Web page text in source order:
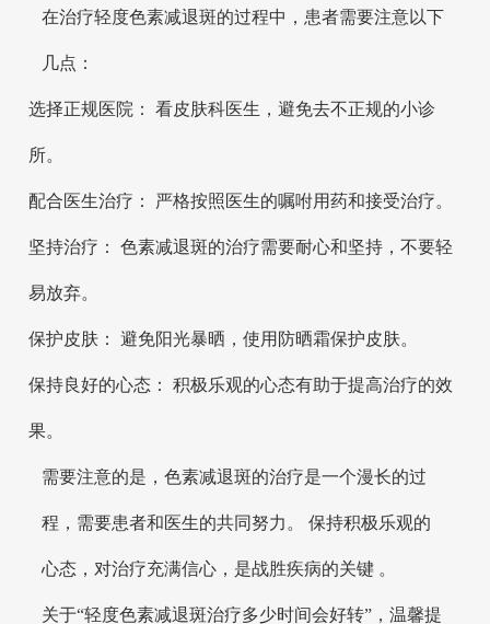
在治疗轻度色素减退斑的过程中，患者需要注意以下
几点：
选择正规医院： 看皮肤科医生，避免去不正规的小诊
所。
配合医生治疗： 严格按照医生的嘱咐用药和接受治疗。
坚持治疗： 色素减退斑的治疗需要耐心和坚持，不要轻
易放弃。
保护皮肤： 避免阳光暴晒，使用防晒霜保护皮肤。
保持良好的心态： 积极乐观的心态有助于提高治疗的效
果。
需要注意的是，色素减退斑的治疗是一个漫长的过
程，需要患者和医生的共同努力。 保持积极乐观的
心态，对治疗充满信心，是战胜疾病的关键 。
关于“轻度色素减退斑治疗多少时间会好转”，温馨提